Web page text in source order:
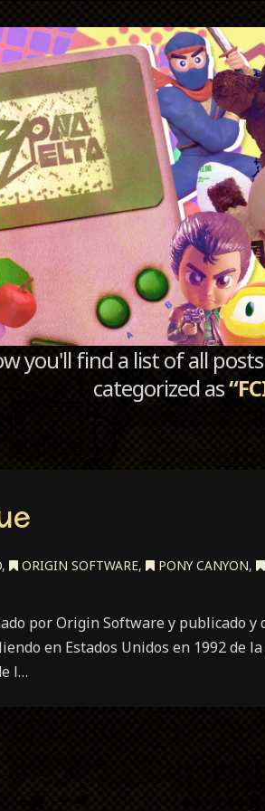
you'll find a list of all
categorized as
, ORIGIN SOFTWARE, PONY CANYON,
por Origin Software y publicado
en Estados Unidos en 1992 de
l…